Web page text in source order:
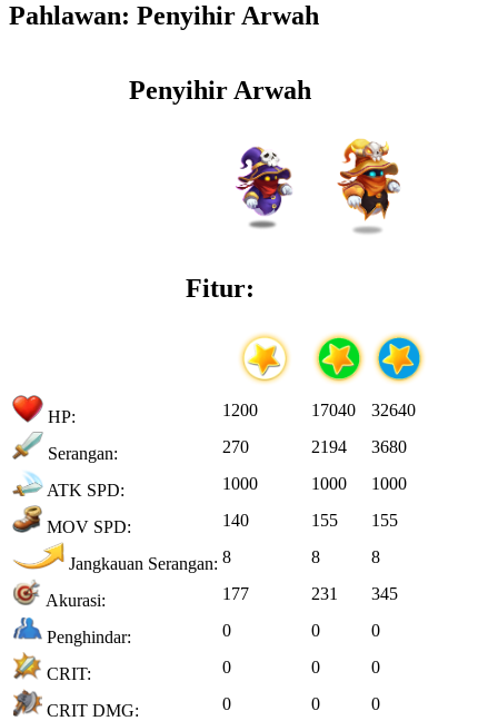
Pahlawan: Penyihir Arwah
Penyihir Arwah
Fitur:
HP: 1200 17040 32640
Serangan: 270 2194 3680
ATK SPD: 1000 1000 1000
MOV SPD: 140 155 155
Jangkauan Serangan: 8 8 8
Akurasi: 177 231 345
Penghindar: 0 0 0
CRIT: 0 0 0
CRIT DMG: 0 0 0